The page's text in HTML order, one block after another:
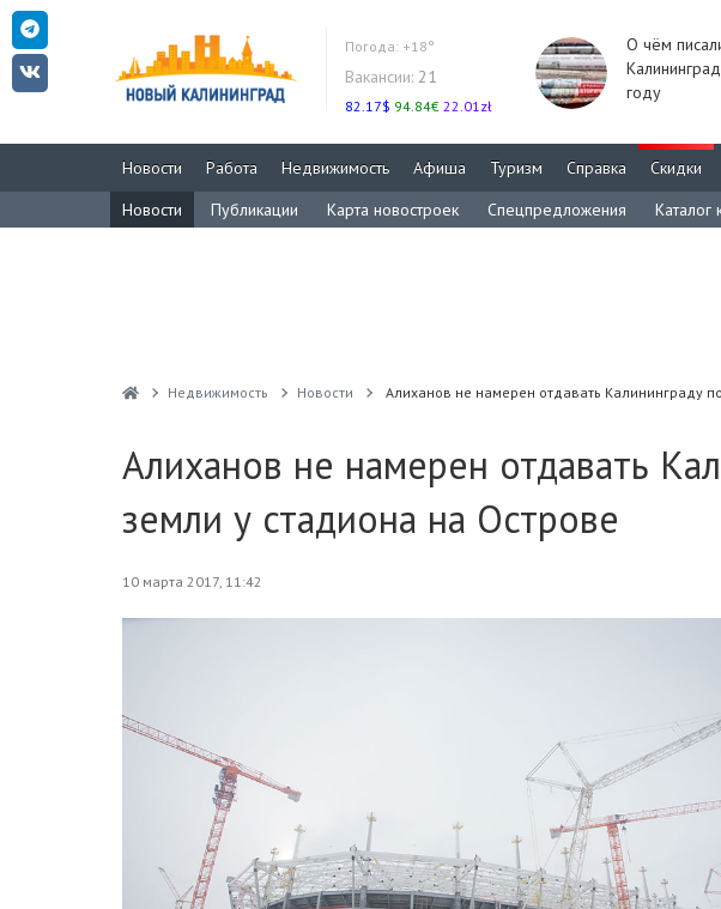
Погода: +18°
Вакансии: 21
82.17$ 94.84€ 22.01zł
О чём
году
Новости Работа Недвижимость Афиша Туризм Справка Скидки
Новости
Публикации Карта новостроек Спецпредложения Каталог
Недвижимость Новости Алиханов не намерен отдавать Калининграду
Алиханов не намерен отдавать
земли у стадиона на Острове
10 марта 2017, 11:42